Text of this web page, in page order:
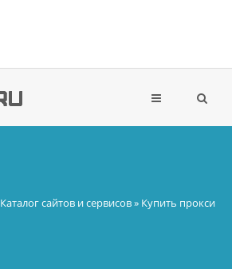
Каталог сайтов и сервисов» Купить прокси